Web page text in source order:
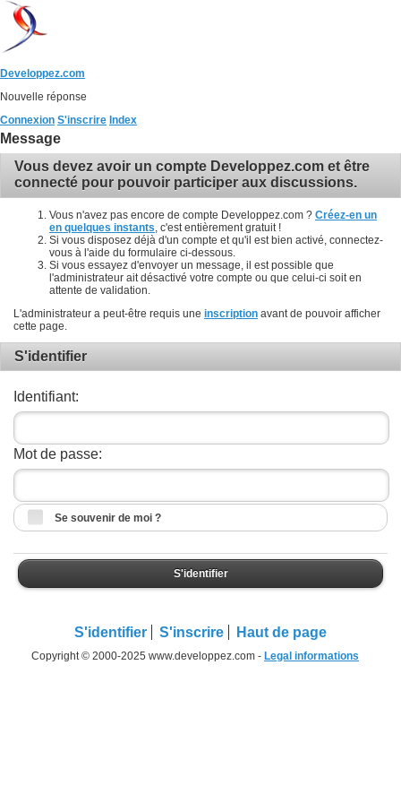
Developpez.com
Nouvelle réponse
Connexion S'inscrire Index
Message
Vous devez avoir un compte Developpez.com et être
connecté pour pouvoir participer aux discussions.
Vous n'avez pas encore de compte Developpez.com ? Créez-en un
en quelques instants , c'est entièrement gratuit !
Si vous disposez déjà d'un compte et qu'il est bien activé, connectez-
vous à l'aide du formulaire ci-dessous.
Si vous essayez d'envoyer un message, il est possible que
l'administrateur ait désactivé votre compte ou que celui-ci soit en
attente de validation.
L'administrateur a peut-être requis une inscription avant de pouvoir afficher
cette page.
S'identifier
Identifiant:
Mot de passe:
Se souvenir de moi ?
S'identifier
S'identifier S'inscrire Haut de page
Copyright © 2000-2025 www.developpez.com - Legal informations